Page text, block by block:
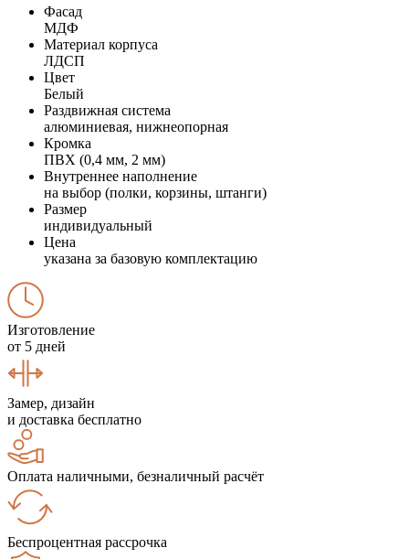
Фасад
МДФ
Материал корпуса
ЛДСП
Цвет
Белый
Раздвижная система
алюминиевая, нижнеопорная
Кромка
ПВХ (0,4 мм, 2 мм)
Внутреннее наполнение
на выбор (полки, корзины, штанги)
Размер
индивидуальный
Цена
указана за базовую комплектацию
Изготовление
от 5 дней
Замер, дизайн
и доставка бесплатно
Оплата наличными, безналичный расчёт
Беспроцентная рассрочка